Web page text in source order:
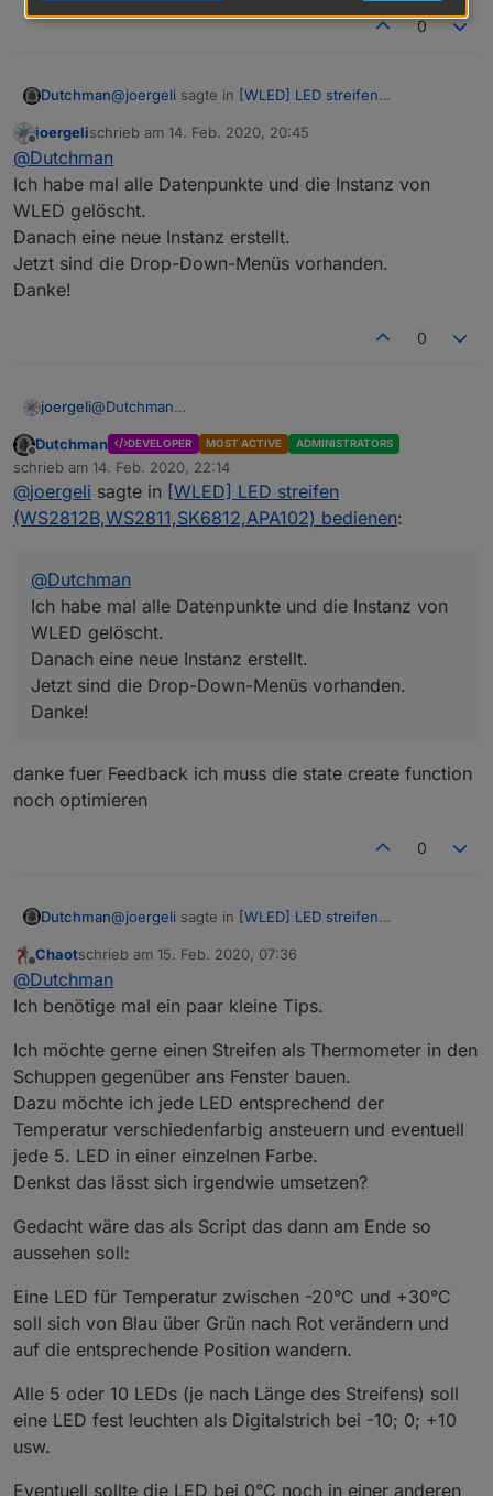
0
Dutchman@joergeli sagte in [WLED] LED streifen
Ja wo denn in den Objekten?
Ich habe alle WLED-Datenpunkte mal
aufgeklappt, finde aber nirgendwo ein Drop-
Down-Menü, oder habe ich das
mißverstanden?
der state fx und pal haben ein drop down
Offline
joergelischrieb am 14. Feb. 2020, 20:45
zuletzt editiert von
@Dutchman
Ich habe mal alle Datenpunkte und die Instanz von
WLED gelöscht.
Danach eine neue Instanz erstellt.
Jetzt sind die Drop-Down-Menüs vorhanden.
Danke!
0
joergeli@Dutchman
WLED gelöscht.
Danach eine neue Instanz erstellt.
Jetzt sind die Drop-Down-Menüs vorhanden.
Danke!
Offline
Dutchman DEVELOPER MOST ACTIVE ADMINISTRATORS
schrieb am 14. Feb. 2020, 22:14
zuletzt editiert von
@joergeli sagte in [WLED] LED streifen
(WS2812B,WS2811,SK6812,APA102) bedienen:
@Dutchman
Ich habe mal alle Datenpunkte und die Instanz von
WLED gelöscht.
Danach eine neue Instanz erstellt.
Jetzt sind die Drop-Down-Menüs vorhanden.
Danke!
danke fuer Feedback ich muss die state create function
noch optimieren
0
Dutchman@joergeli sagte in [WLED] LED streifen
Ich habe mal alle Datenpunkte und die Instanz
von WLED gelöscht.
Jetzt sind die Drop-Down-Menüs vorhanden.
Danke!
danke fuer Feedback ich muss die state create
Offline
Chaotschrieb am 15. Feb. 2020, 07:36
zuletzt editiert von
@Dutchman
Ich benötige mal ein paar kleine Tips.
Ich möchte gerne einen Streifen als Thermometer in den
Schuppen gegenüber ans Fenster bauen.
Dazu möchte ich jede LED entsprechend der
Temperatur verschiedenfarbig ansteuern und eventuell
jede 5. LED in einer einzelnen Farbe.
Denkst das lässt sich irgendwie umsetzen?
Gedacht wäre das als Script das dann am Ende so
aussehen soll:
Eine LED für Temperatur zwischen -20°C und +30°C
soll sich von Blau über Grün nach Rot verändern und
auf die entsprechende Position wandern.
Alle 5 oder 10 LEDs (je nach Länge des Streifens) soll
eine LED fest leuchten als Digitalstrich bei -10; 0; +10
usw.
Eventuell sollte die LED bei 0°C noch in einer anderen